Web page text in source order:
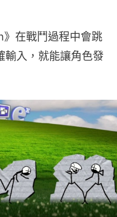
在戰鬥過程中會跳
輸入，就能讓角色發